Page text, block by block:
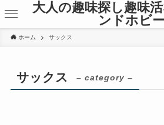
大人の趣味探し趣味
ンドホビー
ホーム サックス
サックス – category –